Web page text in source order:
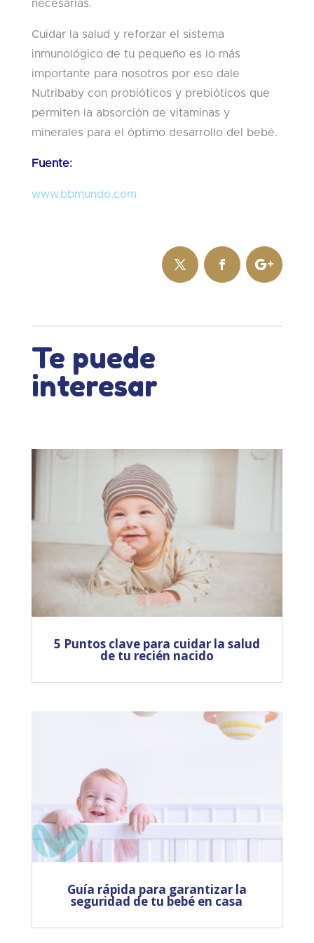
necesarias.
Cuidar la salud y reforzar el sistema
inmunológico de tu pequeño es lo más
importante para nosotros por eso dale
Nutribaby con probióticos y prebióticos que
permiten la absorción de vitaminas y
minerales para el óptimo desarrollo del bebé.
Fuente:
www.bbmundo.com
Te puede
interesar
5 Puntos clave para cuidar la salud
de tu recién nacido
Guía rápida para garantizar la
seguridad de tu bebé en casa